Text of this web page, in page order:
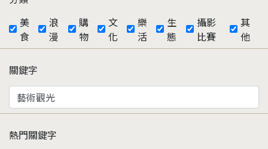
美
食
浪
漫
購
物
文
化
樂
活
生
態
攝影
比賽
其
他
關鍵字
熱門關鍵字